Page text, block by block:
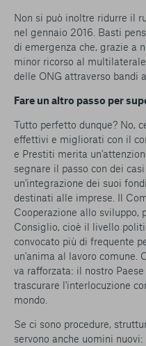
Non si può inoltre ridurre il
nel gennaio 2016. Basti
di emergenza che, grazie a
minor ricorso al
delle ONG attraverso bandi
Fare un altro passo per
Tutto perfetto dunque? No,
effettivi e migliorati con il
e Prestiti merita
segnare il passo con dei
un'integrazione dei suoi
destinati alle imprese. Il
Cooperazione allo sviluppo,
Consiglio, cioè il livello
convocato più di frequente
un'anima al lavoro comune.
va rafforzata: il nostro
trascurare l'interlocuzione
mondo.
Se ci sono procedure,
servono anche uomini